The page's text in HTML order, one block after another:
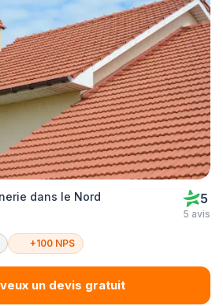
dans le Nord 5
5 avis
+100 NPS
un devis gratuit